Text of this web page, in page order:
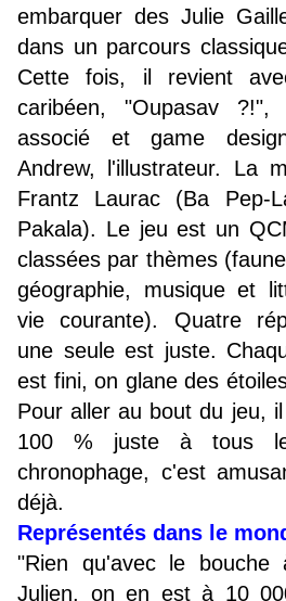
embarquer des Julie
dans un parcours
Cette fois, il revient
caribéen, "Oupasav
associé et game
Andrew, l'illustrateur. La
Frantz Laurac (Ba Pep-
Pakala). Le jeu est un
classées par thèmes
géographie, musique et
vie courante). Quatre
une seule est juste.
est fini, on glane des
Pour aller au bout du jeu,
100 % juste à tous
chronophage, c'est
déjà.
Représentés dans le
"Rien qu'avec le bouche
Julien, on en est à 10